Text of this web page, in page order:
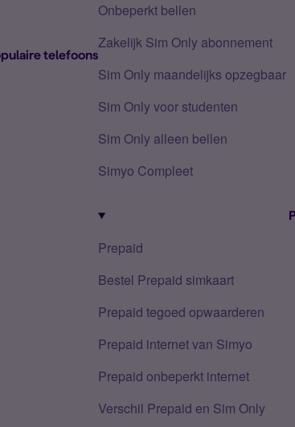
telefoons
Onbeperkt bellen
Zakelijk Sim Only abonnement
Sim Only maandelijks opzegbaar
Sim Only voor studenten
Sim Only alleen bellen
Simyo Compleet
Prepaid
Bestel Prepaid simkaart
Prepaid tegoed opwaarderen
Prepaid internet van Simyo
Prepaid onbeperkt internet
Verschil Prepaid en Sim Only